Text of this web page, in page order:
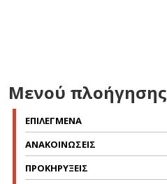
Μενού πλοήγησης
ΕΠΙΛΕΓΜΕΝΑ
ΑΝΑΚΟΙΝΩΣΕΙΣ
ΠΡΟΚΗΡΥΞΕΙΣ